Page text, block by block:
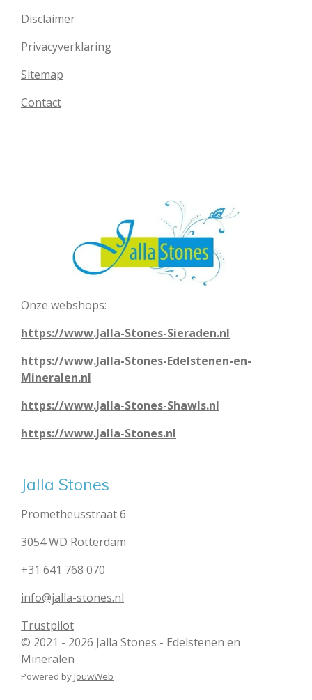
Disclaimer
Privacyverklaring
Sitemap
Contact
Onze webshops:
https://www.Jalla-Stones-Sieraden.nl
https://www.Jalla-Stones-Edelstenen-en-
Mineralen.nl
https://www.Jalla-Stones-Shawls.nl
https://www.Jalla-Stones.nl
Jalla Stones
Prometheusstraat 6
3054 WD Rotterdam
+31 641 768 070
info@jalla-stones.nl
Trustpilot
© 2021 - 2026 Jalla Stones - Edelstenen en
Mineralen
Powered by JouwWeb